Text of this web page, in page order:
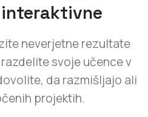
neverjetne rezultate
svoje učence v
da razmišljajo ali
projektih.